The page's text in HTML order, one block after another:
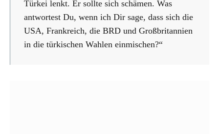
Türkei lenkt. Er sollte sich schämen. Was
antwortest Du, wenn ich Dir sage, dass sich die
USA, Frankreich, die BRD und Großbritannien
in die türkischen Wahlen einmischen?“